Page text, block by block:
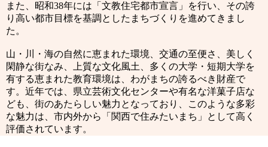
また、昭和38年には「文教住宅都市宣言」を行い、その誇
り高い都市目標を基調としたまちづくりを進めてきまし
た。
山・川・海の自然に恵まれた環境、交通の至便さ、美しく
閑静な街なみ、上質な文化風土、多くの大学・短期大学を
有する恵まれた教育環境は、わがまちの誇るべき財産で
す。近年では、県立芸術文化センターや有名な洋菓子店な
ども、街のあたらしい魅力となっており、このような多彩
な魅力は、市内外から「関西で住みたいまち」として高く
評価されています。